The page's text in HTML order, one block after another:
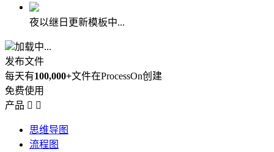
夜以继日更新模板中...
加载中...
发布文件
每天有100,000+文件在ProcessOn创建
免费使用
产品  
思维导图
流程图